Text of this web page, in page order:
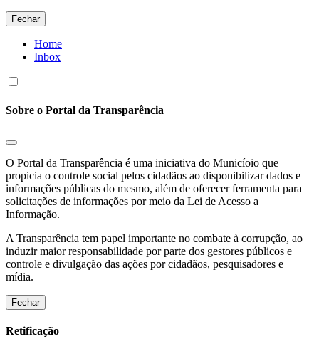
Fechar
Home
Inbox
Sobre o Portal da Transparência
O Portal da Transparência é uma iniciativa do Municíoio que
propicia o controle social pelos cidadãos ao disponibilizar dados e
informações públicas do mesmo, além de oferecer ferramenta para
solicitações de informações por meio da Lei de Acesso a
Informação.
A Transparência tem papel importante no combate à corrupção, ao
induzir maior responsabilidade por parte dos gestores públicos e
controle e divulgação das ações por cidadãos, pesquisadores e
mídia.
Fechar
Retificação